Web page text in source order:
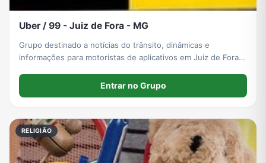
Uber / 99 - Juiz de Fora - MG
Grupo destinado a notícias do trânsito, dinâmicas e
informações para motoristas de aplicativos em Juiz de Fora -
Entrar no Grupo
RELIGIÃO